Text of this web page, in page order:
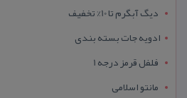
دیگ آبگرم تا 10% تخفیف
ادویه جات بسته بندی
فلفل قرمز درجه 1
مانتو اسلامی